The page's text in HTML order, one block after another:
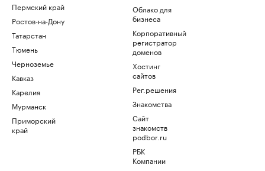
Пермский край
Ростов-на-Дону
Татарстан
Тюмень
Черноземье
Кавказ
Карелия
Мурманск
Приморский
край
Облако для
бизнеса
Корпоративный
регистратор
доменов
Хостинг
сайтов
Рег.решения
Знакомства
Сайт
знакомств
podbor.ru
РБК
Компании